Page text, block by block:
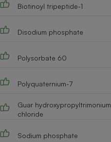
Biotinoyl tripeptide-1
Disodium phosphate
Polysorbate 60
Polyquaternium-7
Guar hydroxypropyltrimonium
chloride
Sodium phosphate